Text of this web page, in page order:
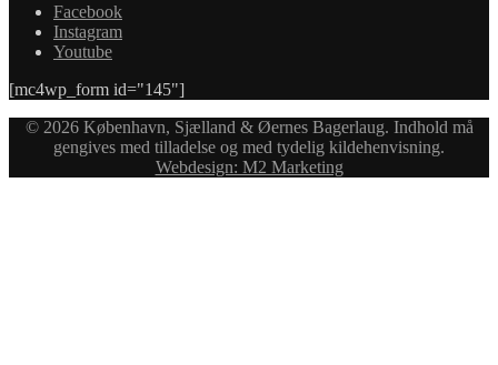
Facebook
Instagram
Youtube
[mc4wp_form id="145"]
© 2026 København, Sjælland & Øernes Bagerlaug. Indhold må
gengives med tilladelse og med tydelig kildehenvisning.
Webdesign: M2 Marketing